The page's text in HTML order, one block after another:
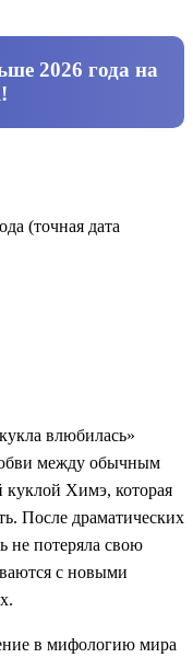
2026 года на
!
(точная дата
влюбилась»
между обычным
Химэ, которая
После драматических
не потеряла свою
с новыми
в мифологию мира